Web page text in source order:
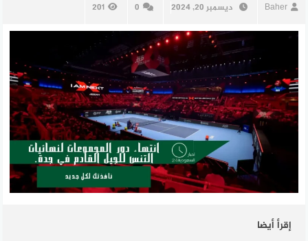
Baher ديسمبر 20, 2024 0
201
إقرأ أيضا